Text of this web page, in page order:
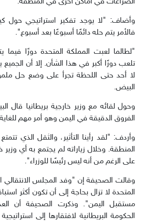
وأضاف: "لا يوجد تفكير استراتيجي حول
فالأمر يتم حله دائمًا أسبوعًا بعد أسبوع".
"لطالما لعبت المملكة المتحدة دورًا فيما
تلعب دورًا أكبر في هذا الشأن. إلا أن
لا أحد حتى اللحظة تجرأ على وضع حل
البيض.
وحول لقائه مع وزير خارجية بريطانيا قال
الفروق الدقيقة في اليمن وهو أمر مهم
وأردف: "لقد رأينا التأثير، والثقل الذي
المنطقة. وخلال زياراته لم يجتمع به أي وزير
على الرغم من أنه ليس رئيسًا للوزراء".
وقالت الصحيفة إن "وفد المجلس الانتقالي
المتحدة لا تزال بحاجة إلى أن تكون أكثر
مستقبل اليمن". وذكرت الصحيفة أن
الحكومة البريطانية لافتقارها إلى